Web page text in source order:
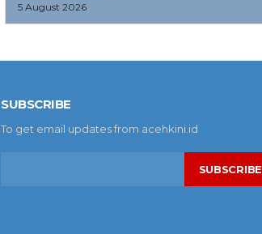
5 August 2026
SUBSCRIBE
To get email updates from acehkini.id
SUBSCRIBE